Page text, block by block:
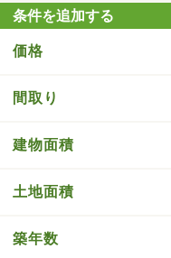
条件を追加する
価格
間取り
建物面積
土地面積
築年数